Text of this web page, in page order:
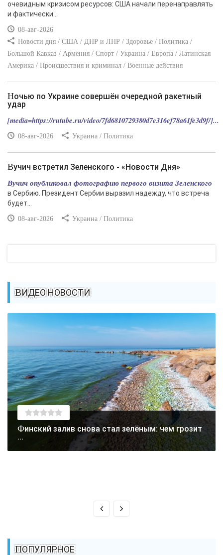
очевидным кризисом ресурсов: США начали перенаправлять
и фактически...
08-авг-2026
Новости дня / США / ДНР и ЛНР / Здоровье / Политика /
Большой Кавказ / Армения / Спорт / Украина / Европа / Латинская
Америка / Происшествия и криминал / Военные действия
Ночью по Украине совершён очередной ракетный
удар
[media=https://rutube.ru/video/7fd6810729380d7e316ef78a61fe3d9f/]...
08-авг-2026 Украина / Политика
Вучич встретил Зеленского - «Новости Дня»
Вучич опубликовал фотографию первого визита Зеленского
в Сербию. Президент Сербии выразил надежду, что встреча
будет...
08-авг-2026 Украина / Политика
ВИДЕО НОВОСТИ
Финский залив снова стал зелёным: чем грозит
...
ПОПУЛЯРНОЕ